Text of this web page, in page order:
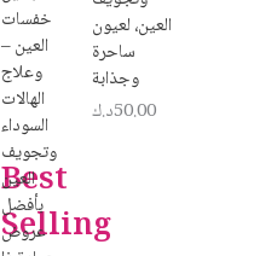
العين، لعيون
ساحرة
وجذابة
50.00د.ك
Best
Selling